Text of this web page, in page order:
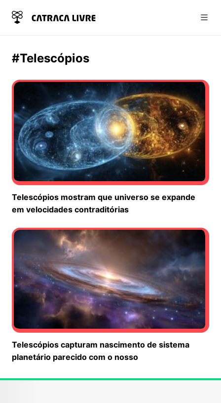
#Telescópios
Telescópios mostram que universo se expande
em velocidades contraditórias
Telescópios capturam nascimento de sistema
planetário parecido com o nosso